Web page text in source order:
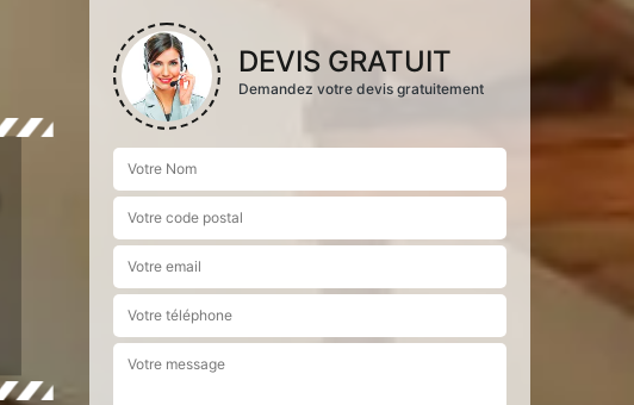
DEVIS GRATUIT
Demandez votre devis gratuitement